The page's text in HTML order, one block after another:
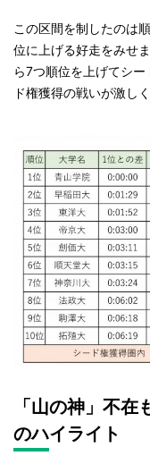
この区間を制したのは
位に上げる好走をみせ
ら7つ順位を上げてシ
ド権獲得の戦いが激し
「山の神」不
のハイライト